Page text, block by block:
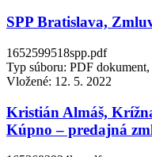
SPP Bratislava,
1652599518spp.pdf
Typ súboru: PDF
Vložené: 12. 5. 2022
Kristián Almáš,
Kúpno – predajná